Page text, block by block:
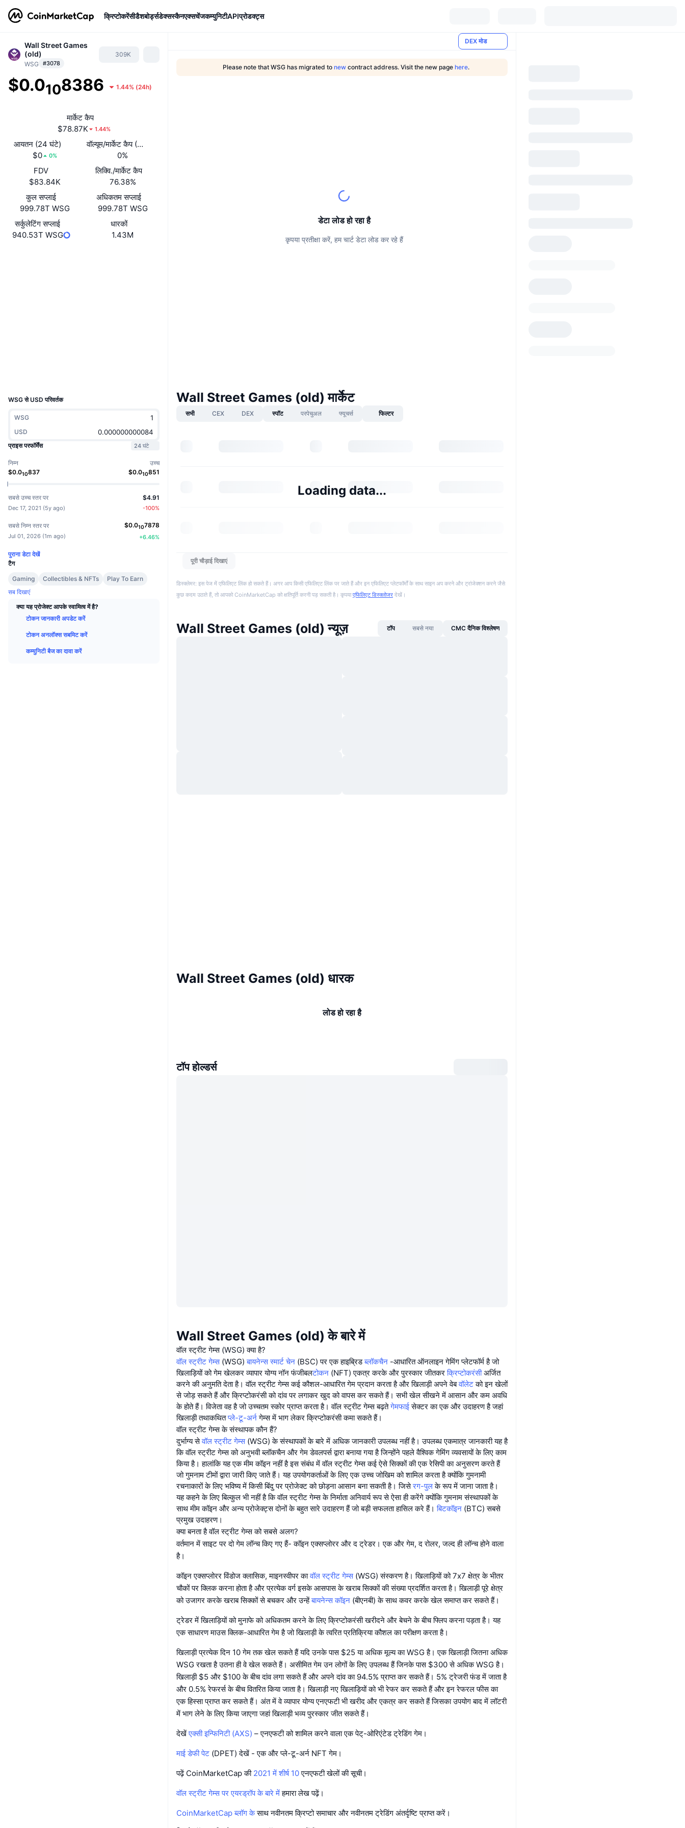
क्रिप्टोकरेंसीडैशबोर्ड्सडेक्सस्कैनएक्सचेंजकम्युनिटीAPIप्रोडक्ट्स
Wall Street Games
(old)
WSG #3078
309K
$0.0108386 1.44% (24h)
मार्केट कैप
$78.87K
1.44%
आयतन (24 घंटे)
$0
0%
वॉल्यूम/मार्केट कैप (24 घंटे)
0%
FDV
$83.84K
लिक्वि./मार्केट कैप
76.38%
कुल सप्लाई
999.78T WSG
अधिकतम सप्लाई
999.78T WSG
सर्कुलेटिंग सप्लाई
940.53T WSG
धारकों
1.43M
WSG से USD परिवर्तक
WSG
USD
प्राइस परफॉर्मेंस
24 घंटे
निम्न
$0.010837
उच्च
$0.010851
सबसे उच्च स्तर पर
Dec 17, 2021 (5y ago)
$4.91
-100%
सबसे निम्न स्तर पर
Jul 01, 2026 (1m ago)
$0.0107878
+6.46%
पुराना डेटा देखें
टैग
Gaming
Collectibles & NFTs
Play To Earn
सब दिखाएं
क्या यह प्रोजेक्ट आपके स्वामित्व में है?
टोकन जानकारी अपडेट करें
टोकन अनलॉक्स सबमिट करें
कम्युनिटी बैज का दावा करें
DEX मोड
Please note that WSG has migrated to new contract address. Visit the new page here.
डेटा लोड हो रहा है
कृपया प्रतीक्षा करें, हम चार्ट डेटा लोड कर रहे हैं
Wall Street Games (old) मार्केट
सभी CEX DEX स्पॉट परपेचुअल फ्यूचर्स फिल्टर
Loading data...
पूरी चौड़ाई दिखाएं
डिस्क्लेमर: इस पेज में एफिलिएट लिंक हो सकते हैं। अगर आप किसी एफिलिएट लिंक पर जाते हैं और इन एफिलिएट प्लेटफॉर्मों के साथ साइन अप करने और ट्रांजेक्शन करने जैसे
कुछ कदम उठाते हैं, तो आपको CoinMarketCap को क्षतिपूर्ति करनी पड़ सकती है। कृपयाएफिलिएट डिस्क्लोजर देखें।
Wall Street Games (old) न्यूज़ टॉप सबसे नया CMC दैनिक विश्लेषण
Wall Street Games (old) धारक
लोड हो रहा है
टॉप होल्डर्स
Wall Street Games (old) के बारे में
वॉल स्ट्रीट गेम्स (WSG) क्या है?
वॉल स्ट्रीट गेम्स(WSG)बायनेन्स स्मार्ट चेन (BSC) पर एक हाइब्रिडब्लॉकचैन -आधारित ऑनलाइन गेमिंग प्लेटफॉर्म है जो
खिलाड़ियों को गेम खेलकर व्यापार योग्य नॉन फंजीबलटोकन (NFT) एकत्र करके और पुरस्कार जीतकरक्रिप्टोकरंसीअर्जित
करने की अनुमति देता है। वॉल स्ट्रीट गेम्स कई कौशल-आधारित गेम प्रदान करता है और खिलाड़ी अपने वेबवॉलेटको इन खेलों
से जोड़ सकते हैं और क्रिप्टोकरंसी को दांव पर लगाकर खुद को वापस कर सकते हैं। सभी खेल सीखने में आसान और कम अवधि
के होते हैं। विजेता वह है जो उच्चतम स्कोर प्राप्त करता है। वॉल स्ट्रीट गेम्स बढ़तेगेमफाईसेक्टर का एक और उदाहरण है जहां
खिलाड़ी तथाकथितप्ले-टू-अर्नगेम्स में भाग लेकर क्रिप्टोकरंसी कमा सकते हैं।
वॉल स्ट्रीट गेम्स के संस्थापक कौन हैं?
दुर्भाग्य सेवॉल स्ट्रीट गेम्स(WSG) के संस्थापकों के बारे में अधिक जानकारी उपलब्ध नहीं है। उपलब्ध एकमात्र जानकारी यह है
कि वॉल स्ट्रीट गेम्स को अनुभवी ब्लॉकचैन और गेम डेवलपर्स द्वारा बनाया गया है जिन्होंने पहले वैश्विक गेमिंग व्यवसायों के लिए काम
किया है। हालांकि यह एक मीम कॉइन नहीं है इस संबंध में वॉल स्ट्रीट गेम्स कई ऐसे सिक्कों की एक रेसिपी का अनुसरण करते हैं
जो गुमनाम टीमों द्वारा जारी किए जाते हैं। यह उपयोगकर्ताओं के लिए एक उच्च जोखिम को शामिल करता है क्योंकि गुमनामी
रचनाकारों के लिए भविष्य में किसी बिंदु पर प्रोजेक्ट को छोड़ना आसान बना सकती है। जिसेरग-पुलके रूप में जाना जाता है।
यह कहने के लिए बिल्कुल भी नहीं है कि वॉल स्ट्रीट गेम्स के निर्माता अनिवार्य रूप से ऐसा ही करेंगे क्योंकि गुमनाम संस्थापकों के
साथ मीम कॉइन और अन्य प्रोजेक्ट्स दोनों के बहुत सारे उदाहरण हैं जो बड़ी सफलता हासिल करे हैं।बिटकॉइन (BTC) सबसे
प्रमुख उदाहरण।
क्या बनता है वॉल स्ट्रीट गेम्स को सबसे अलग?
वर्तमान में साइट पर दो गेम लॉन्च किए गए हैं- कॉइन एक्सप्लोरर और द ट्रेडर। एक और गेम, द रोलर, जल्द ही लॉन्च होने वाला
है।
कॉइन एक्सप्लोरर विंडोज क्लासिक, माइनस्वीपर कावॉल स्ट्रीट गेम्स(WSG) संस्करण है। खिलाड़ियों को 7x7 क्षेत्र के भीतर
चौकों पर क्लिक करना होता है और प्रत्येक वर्ग इसके आसपास के खराब सिक्कों की संख्या प्रदर्शित करता है। खिलाड़ी पूरे क्षेत्र
को उजागर करके खराब सिक्कों से बचकर और उन्हेंबायनेन्स कॉइन (बीएनबी) के साथ कवर करके खेल समाप्त कर सकते हैं।
ट्रेडर में खिलाड़ियों को मुनाफे को अधिकतम करने के लिए क्रिप्टोकरंसी खरीदने और बेचने के बीच फ्लिप करना पड़ता है। यह
एक साधारण माउस क्लिक-आधारित गेम है जो खिलाड़ी के त्वरित प्रतिक्रिया कौशल का परीक्षण करता है।
खिलाड़ी प्रत्येक दिन 10 गेम तक खेल सकते हैं यदि उनके पास $25 या अधिक मूल्य का WSG है। एक खिलाड़ी जितना अधिक
WSG रखता है उतना ही वे खेल सकते हैं। असीमित गेम उन लोगों के लिए उपलब्ध हैं जिनके पास $300 से अधिक WSG है।
खिलाड़ी $5 और $100 के बीच दांव लगा सकते हैं और अपने दांव का 94.5% प्राप्त कर सकते हैं। 5% ट्रेजरी फंड में जाता है
और 0.5% रेफरर्स के बीच वितरित किया जाता है। खिलाड़ी नए खिलाड़ियों को भी रेफर कर सकते हैं और इन रेफरल फीस का
एक हिस्सा प्राप्त कर सकते हैं। अंत में वे व्यापार योग्य एनएफटी भी खरीद और एकत्र कर सकते हैं जिसका उपयोग बाद में लॉटरी
में भाग लेने के लिए किया जाएगा जहां खिलाड़ी भव्य पुरस्कार जीत सकते हैं।
देखेंएक्सी इन्फिनिटी (AXS) – एनएफटी को शामिल करने वाला एक पेट्-ओरिएंटेड ट्रेडिंग गेम।
माई डेफी पेट (DPET) देखें - एक और प्ले-टू-अर्न NFT गेम।
पढ़ें CoinMarketCap की 2021 में शीर्ष 10एनएफटी खेलों की सूची।
वॉल स्ट्रीट गेम्स पर एयरड्रॉप के बारे मेंहमारा लेख पढ़ें।
CoinMarketCap ब्लॉग केसाथ नवीनतम क्रिप्टो समाचार और नवीनतम ट्रेडिंग अंतर्दृष्टि प्राप्त करें।